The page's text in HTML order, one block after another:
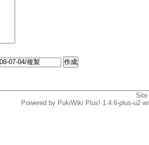
Powered by PukiWiki Plus! 1.4.6-plus-u2